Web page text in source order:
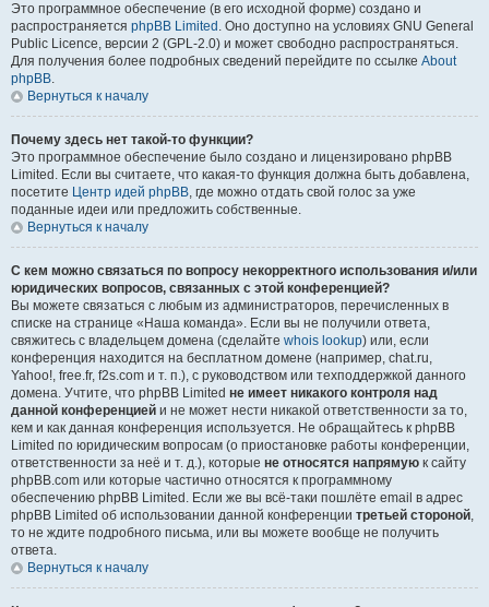
Это программное обеспечение (в его исходной форме) создано и
распространяется phpBB Limited . Оно доступно на условиях GNU General
Public Licence, версии 2 (GPL-2.0) и может свободно распространяться.
Для получения более подробных сведений перейдите по ссылке About
phpBB.
Вернуться к началу
Почему здесь нет такой-то функции?
Это программное обеспечение было создано и лицензировано phpBB
Limited. Если вы считаете, что какая-то функция должна быть добавлена,
посетите Центр идей phpBB, где можно отдать свой голос за уже
поданные идеи или предложить собственные.
Вернуться к началу
С кем можно связаться по вопросу некорректного использования и/или
юридических вопросов, связанных с этой конференцией?
Вы можете связаться с любым из администраторов, перечисленных в
списке на странице «Наша команда». Если вы не получили ответа,
свяжитесь с владельцем домена (сделайте whois lookup) или, если
конференция находится на бесплатном домене (например, chat.ru,
Yahoo!, free.fr, f2s.com и т. п.), с руководством или техподдержкой данного
домена. Учтите, что phpBB Limited не имеет никакого контроля над
данной конференцией и не может нести никакой ответственности за то,
кем и как данная конференция используется. Не обращайтесь к phpBB
Limited по юридическим вопросам (о приостановке работы конференции,
ответственности за неё и т. д.), которые не относятся напрямую к сайту
phpBB.com или которые частично относятся к программному
обеспечению phpBB Limited. Если же вы всё-таки пошлёте email в адрес
phpBB Limited об использовании данной конференции третьей стороной,
то не ждите подробного письма, или вы можете вообще не получить
ответа.
Вернуться к началу